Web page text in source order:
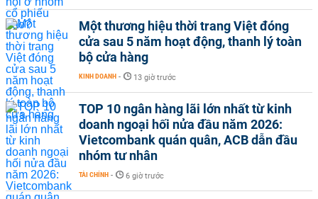
Một thương hiệu thời trang Việt đóng
cửa sau 5 năm hoạt động, thanh lý toàn
bộ cửa hàng
KINH DOANH - 13 giờ trước
TOP 10 ngân hàng lãi lớn nhất từ kinh
doanh ngoại hối nửa đầu năm 2026:
Vietcombank quán quân, ACB dẫn đầu
nhóm tư nhân
TÀI CHÍNH - 6 giờ trước